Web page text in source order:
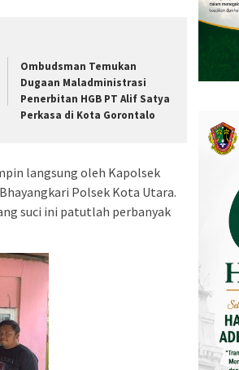
Ombudsman Temukan
Dugaan Maladministrasi
Penerbitan HGB PT Alif Satya
Perkasa di Kota Gorontalo
langsung oleh Kapolsek
Polsek Kota Utara.
suci ini patutlah perbanyak